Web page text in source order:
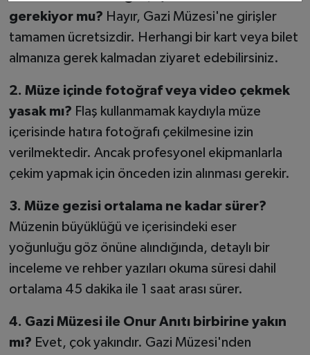
gerekiyor mu? Hayır, Gazi Müzesi'ne girişler
tamamen ücretsizdir. Herhangi bir kart veya bilet
almanıza gerek kalmadan ziyaret edebilirsiniz.
2. Müze içinde fotoğraf veya video çekmek
yasak mı? Flaş kullanmamak kaydıyla müze
içerisinde hatıra fotoğrafı çekilmesine izin
verilmektedir. Ancak profesyonel ekipmanlarla
çekim yapmak için önceden izin alınması gerekir.
3. Müze gezisi ortalama ne kadar sürer?
Müzenin büyüklüğü ve içerisindeki eser
yoğunluğu göz önüne alındığında, detaylı bir
inceleme ve rehber yazıları okuma süresi dahil
ortalama 45 dakika ile 1 saat arası sürer.
4. Gazi Müzesi ile Onur Anıtı birbirine yakın
mı? Evet, çok yakındır. Gazi Müzesi'nden